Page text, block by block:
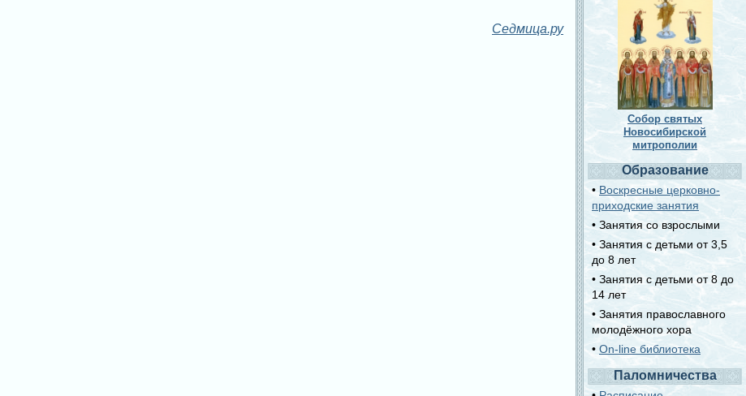
Седмица.ру
Собор святых
Новосибирской
митрополии
Образование
• Воскресные церковно-
приходские занятия
• Занятия со взрослыми
• Занятия с детьми от 3,5
до 8 лет
• Занятия с детьми от 8 до
14 лет
• Занятия православного
молодёжного хора
• On-line библиотека
Паломничества